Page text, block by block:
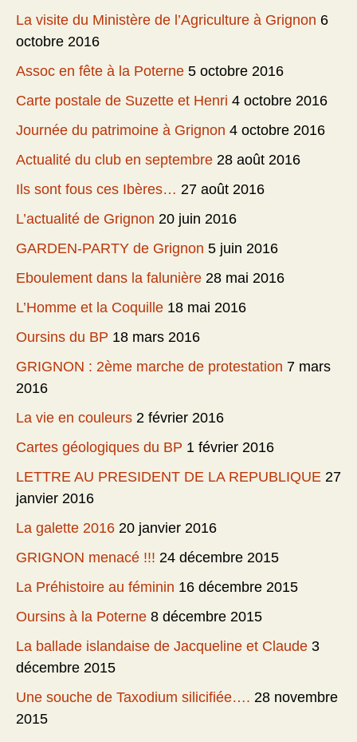
La visite du Ministère de l’Agriculture à Grignon 6
octobre 2016
Assoc en fête à la Poterne 5 octobre 2016
Carte postale de Suzette et Henri 4 octobre 2016
Journée du patrimoine à Grignon 4 octobre 2016
Actualité du club en septembre 28 août 2016
Ils sont fous ces Ibères… 27 août 2016
L’actualité de Grignon 20 juin 2016
GARDEN-PARTY de Grignon 5 juin 2016
Eboulement dans la falunière 28 mai 2016
L’Homme et la Coquille 18 mai 2016
Oursins du BP 18 mars 2016
GRIGNON : 2ème marche de protestation 7 mars
2016
La vie en couleurs 2 février 2016
Cartes géologiques du BP 1 février 2016
LETTRE AU PRESIDENT DE LA REPUBLIQUE 27
janvier 2016
La galette 2016 20 janvier 2016
GRIGNON menacé !!! 24 décembre 2015
La Préhistoire au féminin 16 décembre 2015
Oursins à la Poterne 8 décembre 2015
La ballade islandaise de Jacqueline et Claude 3
décembre 2015
Une souche de Taxodium silicifiée…. 28 novembre
2015